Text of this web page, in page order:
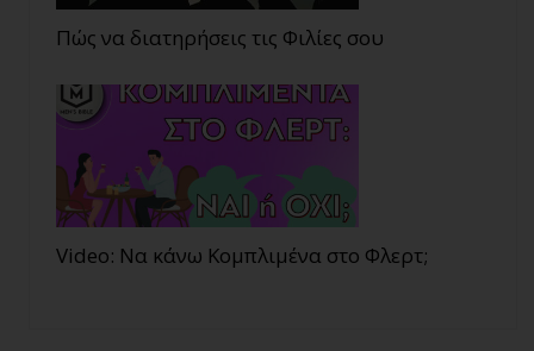
Πώς να διατηρήσεις τις Φιλίες σου
Video: Να κάνω Κομπλιμένα στο Φλερτ;